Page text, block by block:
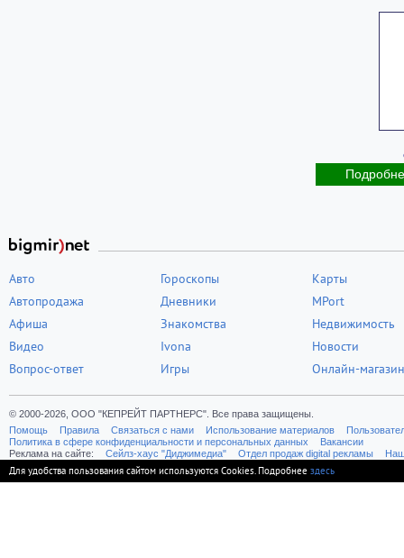
Авто
Автопродажа
Афиша
Видео
Вопрос-ответ
Гороскопы
Дневники
Знакомства
Ivona
Игры
Карты
MPort
Недвижимость
Новости
Онлайн-магазин
© 2000-2026, ООО "КЕПРЕЙТ ПАРТНЕРС". Все права защищены.
Помощь
Правила Связаться с нами Использование материалов
Политика в сфере конфиденциальности и персональных данных
Вакансии
Реклама на сайте:
Cейлз-хаус "Диджимедиа" Отдел продаж digital рекламы
Для удобства пользования сайтом используются Cookies. Подробнее здесь